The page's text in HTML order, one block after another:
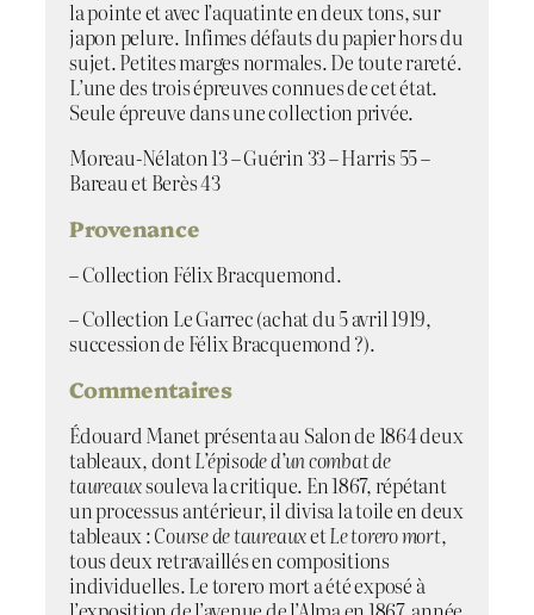
la pointe et avec l’aquatinte en deux tons, sur
japon pelure. Infimes défauts du papier hors du
sujet. Petites marges normales. De toute rareté.
L’une des trois épreuves connues de cet état.
Seule épreuve dans une collection privée.
Moreau-Nélaton 13 – Guérin 33 – Harris 55 –
Bareau et Berès 43
Provenance
– Collection Félix Bracquemond.
– Collection Le Garrec (achat du 5 avril 1919,
succession de Félix Bracquemond ?).
Commentaires
Édouard Manet présenta au Salon de 1864 deux
tableaux, dontL’épisode d’un combat de
taureauxsouleva la critique. En 1867, répétant
un processus antérieur, il divisa la toile en deux
tableaux :Course de taureauxetLe torero mort,
tous deux retravaillés en compositions
individuelles. Le torero mort a été exposé à